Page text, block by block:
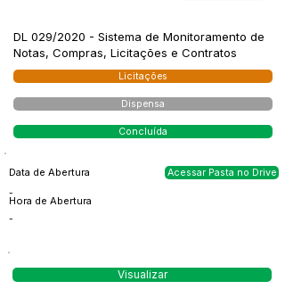
DL 029/2020 - Sistema de Monitoramento de
Notas, Compras, Licitações e Contratos
Licitações
Dispensa
Concluída
Data de Abertura
-
Hora de Abertura
-
Acessar Pasta no Drive
Visualizar